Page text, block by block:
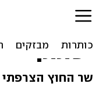
היוזמה
החוץ
ישתתף
שר החוץ הצרפתי